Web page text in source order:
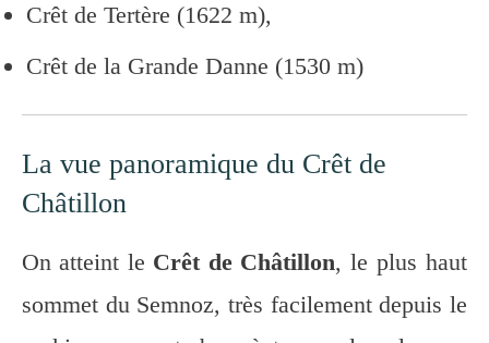
Crêt de Tertère (1622 m),
Crêt de la Grande Danne (1530 m)
La vue panoramique du Crêt de
Châtillon
On atteint le Crêt de Châtillon, le plus haut
sommet du Semnoz, très facilement depuis le